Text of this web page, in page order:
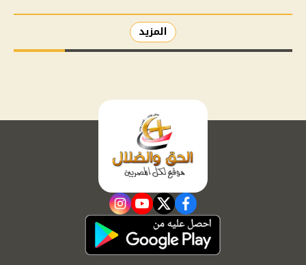
المزيد
facebook
twitter
youtube
instagram